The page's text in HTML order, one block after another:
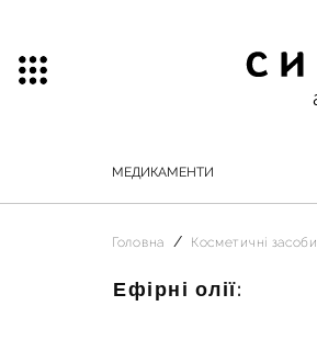
МЕДИКАМЕНТИ
Головна Косметичні засоби
Ефірні олії: